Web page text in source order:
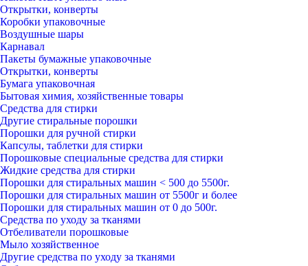
Открытки, конверты
Коробки упаковочные
Воздушные шары
Карнавал
Пакеты бумажные упаковочные
Открытки, конверты
Бумага упаковочная
Бытовая химия, хозяйственные товары
Средства для стирки
Другие стиральные порошки
Порошки для ручной стирки
Капсулы, таблетки для стирки
Порошковые специальные средства для стирки
Жидкие средства для стирки
Порошки для стиральных машин < 500 до 5500г.
Порошки для стиральных машин от 5500г и более
Порошки для стиральных машин от 0 до 500г.
Средства по уходу за тканями
Отбеливатели порошковые
Мыло хозяйственное
Другие средства по уходу за тканями